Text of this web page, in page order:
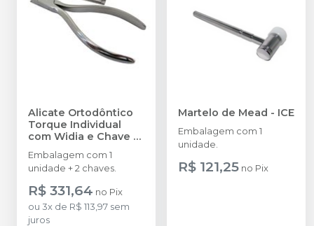
Alicate Ortodôntico
Torque Individual
com Widia e Chave -
Embalagem com 1
unidade + 2 chaves.
R$ 331,64 no Pix
ou 3x de R$ 113,97 sem
juros
Martelo de Mead - ICE
Embalagem com 1
unidade.
R$ 121,25 no Pix